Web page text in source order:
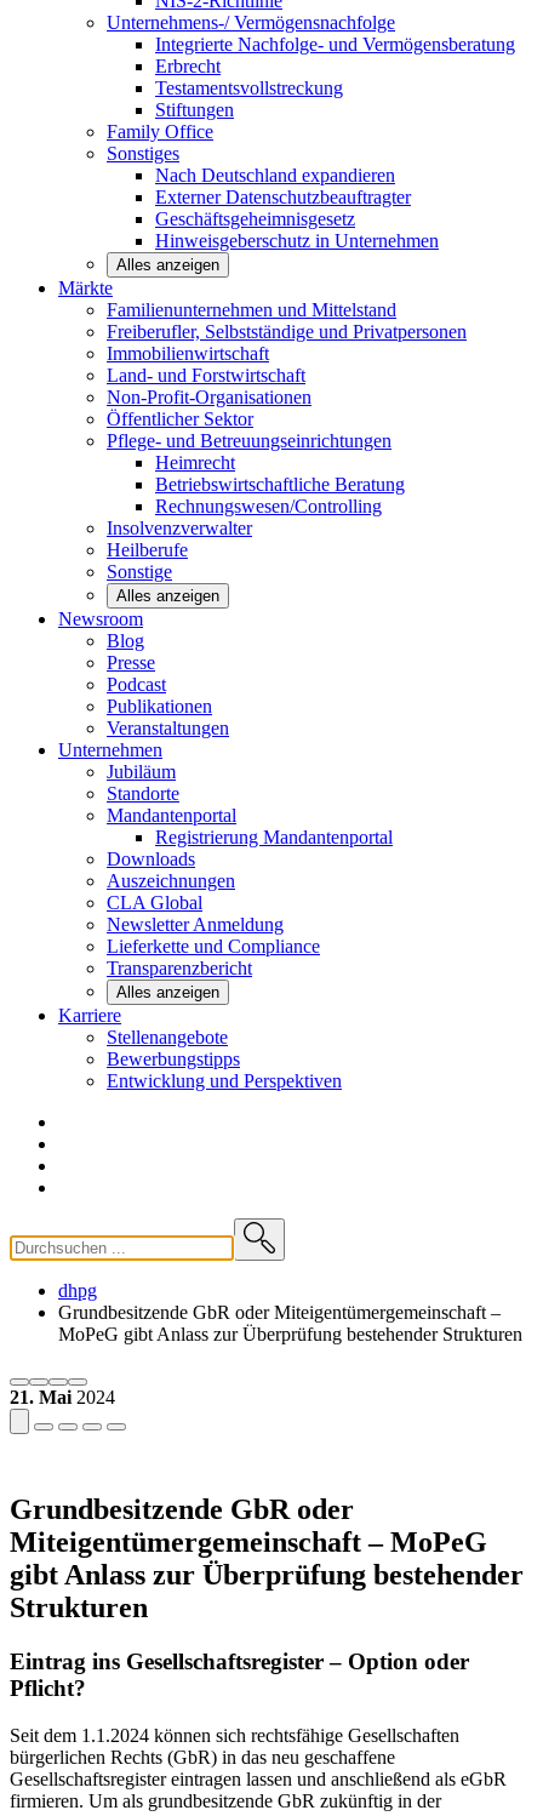
Unternehmens-/Vermögensnachfolge
Integrierte Nachfolge- und Vermögensberatung
Erbrecht
Testamentsvollstreckung
Stiftungen
Family Office
Sonstiges
Nach Deutschland expandieren
Externer Datenschutzbeauftragter
Geschäftsgeheimnisgesetz
Hinweisgeberschutz in Unternehmen
Alles anzeigen
Märkte
Familienunternehmen und Mittelstand
Freiberufler, Selbstständige und Privatpersonen
Immobilienwirtschaft
Land- und Forstwirtschaft
Non-Profit-Organisationen
Öffentlicher Sektor
Pflege- und Betreuungseinrichtungen
Heimrecht
Betriebswirtschaftliche Beratung
Rechnungswesen/Controlling
Insolvenzverwalter
Heilberufe
Sonstige
Alles anzeigen
Newsroom
Blog
Presse
Podcast
Publikationen
Veranstaltungen
Unternehmen
Jubiläum
Standorte
Mandantenportal
Registrierung Mandantenportal
Downloads
Auszeichnungen
CLAGlobal
NewsletterAnmeldung
Lieferkette und Compliance
Transparenzbericht
Alles anzeigen
Karriere
Stellenangebote
Bewerbungstipps
Entwicklung und Perspektiven
dhpg
Grundbesitzende GbR oder Miteigentümergemeinschaft –
MoPeG gibt Anlass zur Überprüfung bestehender Strukturen
21. Mai 2024
Grundbesitzende GbR oder
Miteigentümergemeinschaft – MoPeG
gibt Anlass zur Überprüfung bestehender
Strukturen
Eintrag ins Gesellschaftsregister – Option oder
Pflicht?
Seit dem 1.1.2024 können sich rechtsfähige Gesellschaften
bürgerlichen Rechts (GbR) in das neu geschaffene
Gesellschaftsregister eintragen lassen und anschließend als eGbR
firmieren. Um als grundbesitzende GbR zukünftig in der